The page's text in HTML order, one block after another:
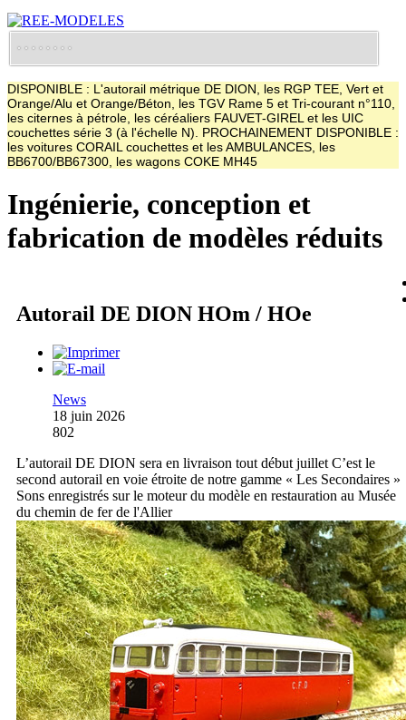
DISPONIBLE : L'autorail métrique DE DION, les RGP TEE, Vert et
Orange/Alu et Orange/Béton, les TGV Rame 5 et Tri-courant n°110,
les citernes à pétrole, les céréaliers FAUVET-GIREL et les UIC
couchettes série 3 (à l'échelle N). PROCHAINEMENT DISPONIBLE :
les voitures CORAIL couchettes et les AMBULANCES, les
BB6700/BB67300, les wagons COKE MH45
Ingénierie, conception et
fabrication de modèles réduits
Autorail DE DION HOm / HOe
News
18 juin 2026
802
L’autorail DE DION sera en livraison tout début juillet C’est le
second autorail en voie étroite de notre gamme « Les Secondaires »
Sons enregistrés sur le moteur du modèle en restauration au Musée
du chemin de fer de l'Allier